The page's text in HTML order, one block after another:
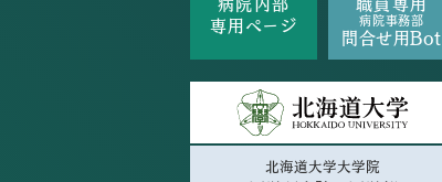
専用ページ
病院事務部
問合せ用Bot
北海道大学大学院